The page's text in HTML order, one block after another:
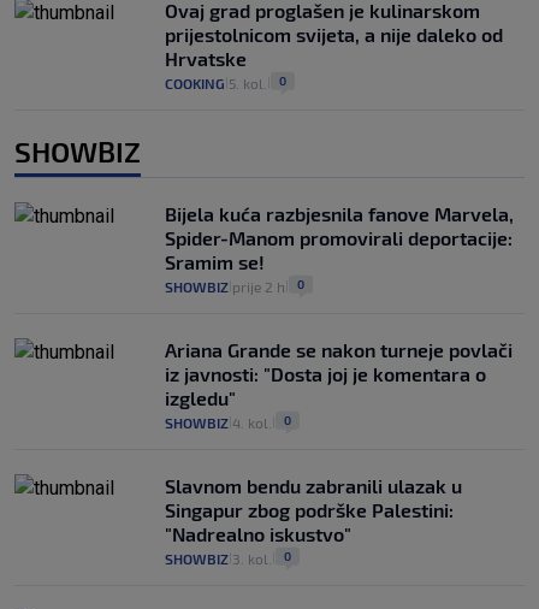
Ovaj grad proglašen je kulinarskom
prijestolnicom svijeta, a nije daleko od
Hrvatske
COOKING 5. kol. 0
SHOWBIZ
Bijela kuća razbjesnila fanove Marvela,
Spider-Manom promovirali deportacije:
Sramim se!
SHOWBIZ prije 2 h 0
Ariana Grande se nakon turneje povlači
iz javnosti: "Dosta joj je komentara o
izgledu"
SHOWBIZ 4. kol. 0
Slavnom bendu zabranili ulazak u
Singapur zbog podrške Palestini:
"Nadrealno iskustvo"
SHOWBIZ 3. kol. 0